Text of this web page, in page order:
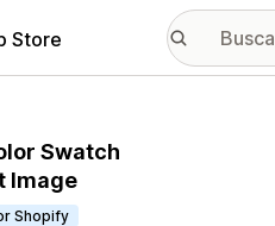
Store
Swatch
Image
Shopify